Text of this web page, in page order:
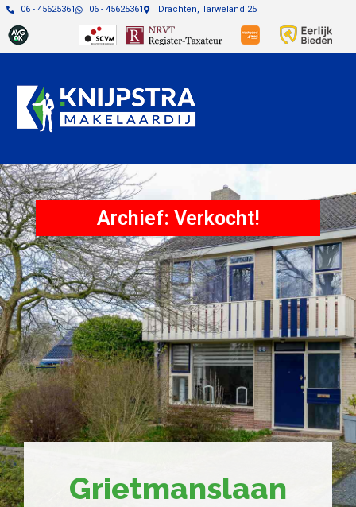
06 - 45625361 06 - 45625361 Drachten, Tarweland 25
Archief: Verkocht!
Grietmanslaan